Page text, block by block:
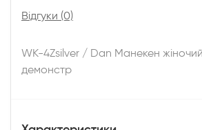
Відгуки (0)
WK-4Zsilver / Dan Манекен
демонстр